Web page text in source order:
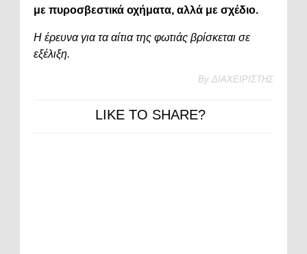
με πυροσβεστικά οχήματα, αλλά με σχέδιο.
Η έρευνα για τα αίτια της φωτιάς βρίσκεται σε
εξέλιξη.
By ΔΙΑΧΕΙΡΙΣΤΗΣ
LIKE TO SHARE?